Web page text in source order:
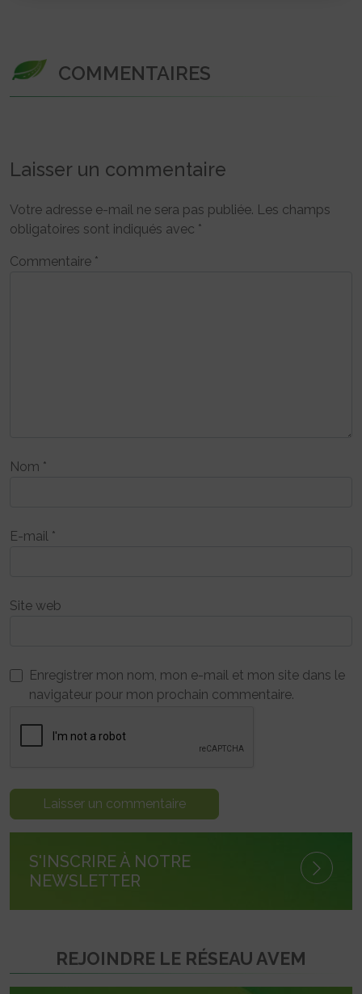
COMMENTAIRES
Laisser un commentaire
Votre adresse e-mail ne sera pas publiée. Les champs
obligatoires sont indiqués avec *
Commentaire *
Nom *
E-mail *
Site web
Enregistrer mon nom, mon e-mail et mon site dans le
navigateur pour mon prochain commentaire.
S'INSCRIRE À NOTRE
NEWSLETTER
REJOINDRE LE RÉSEAU AVEM